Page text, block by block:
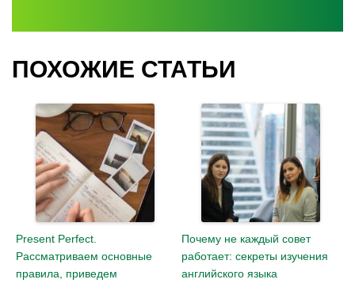
ПОХОЖИЕ СТАТЬИ
Present Perfect.
Рассматриваем основные
правила, приведем
Почему не каждый совет
работает: секреты изучения
английского языка